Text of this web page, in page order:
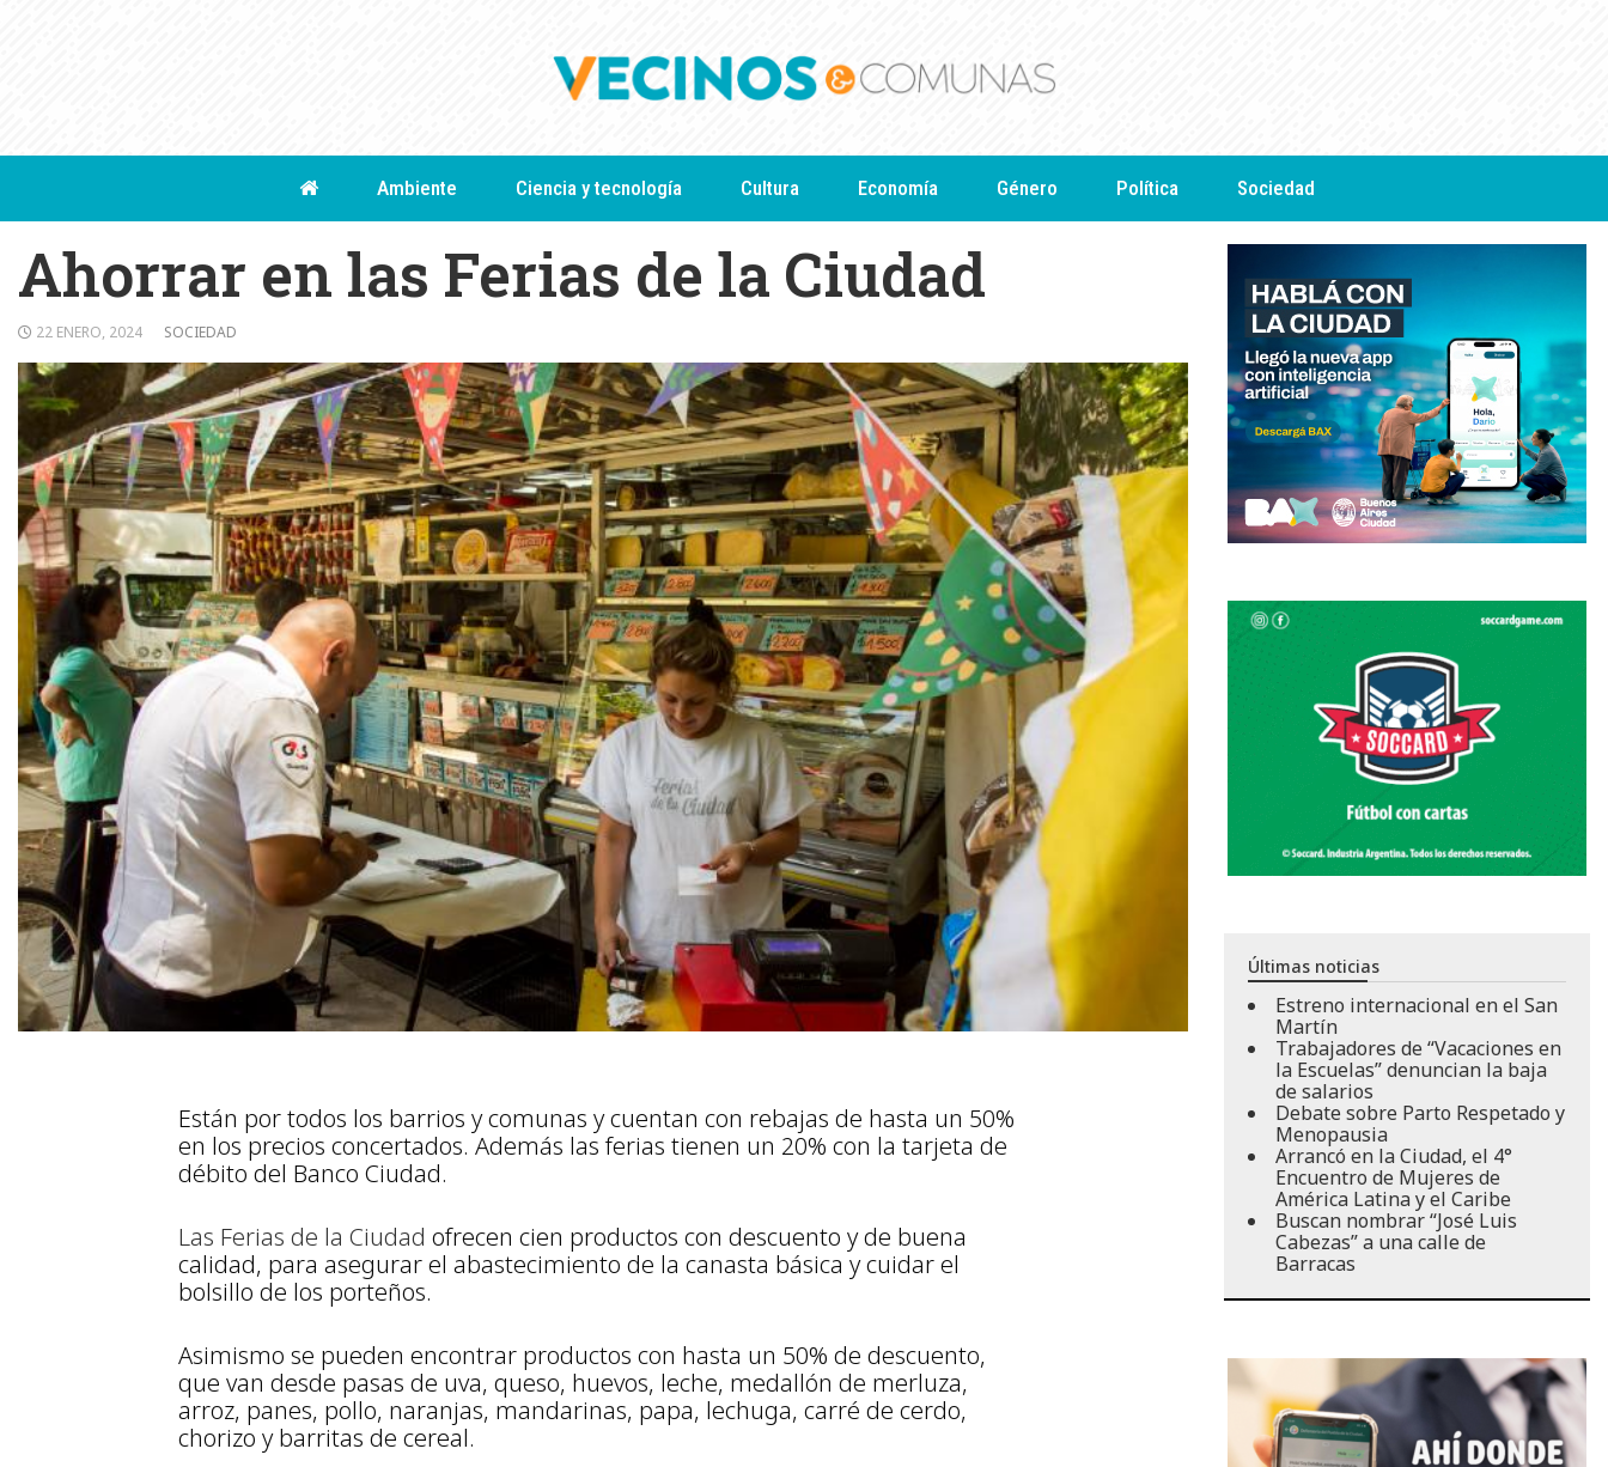
Ambiente Ciencia y tecnología Cultura Economía Género Política Sociedad
Ahorrar en las Ferias de la Ciudad
22 ENERO, 2024 SOCIEDAD
Están por todos los barrios y comunas y cuentan con rebajas de hasta un 50%
en los precios concertados. Además las ferias tienen un 20% con la tarjeta de
débito del Banco Ciudad.
Las Ferias de la Ciudad ofrecen cien productos con descuento y de buena
calidad, para asegurar el abastecimiento de la canasta básica y cuidar el
bolsillo de los porteños.
Asimismo se pueden encontrar productos con hasta un 50% de descuento,
que van desde pasas de uva, queso, huevos, leche, medallón de merluza,
arroz, panes, pollo, naranjas, mandarinas, papa, lechuga, carré de cerdo,
chorizo y barritas de cereal.
Últimas noticias
Estreno internacional en el San
Martín
Trabajadores de “Vacaciones en
la Escuelas” denuncian la baja
de salarios
Debate sobre Parto Respetado y
Menopausia
Arrancó en la Ciudad, el 4°
Encuentro de Mujeres de
América Latina y el Caribe
Buscan nombrar “José Luis
Cabezas” a una calle de
Barracas